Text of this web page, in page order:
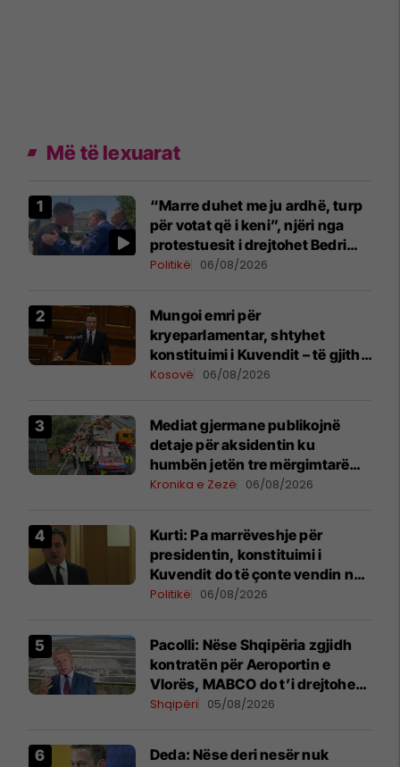
Më të lexuarat
“Marre duhet me ju ardhë, turp
për votat që i keni”, njëri nga
protestuesit i drejtohet Bedri
Hamzës
Politikë 06/08/2026
Mungoi emri për
kryeparlamentar, shtyhet
konstituimi i Kuvendit – të gjitha
detajet
Kosovë 06/08/2026
Mediat gjermane publikojnë
detaje për aksidentin ku
humbën jetën tre mërgimtarë
nga Komogllava e Ferizajt
Kronika e Zezë 06/08/2026
Kurti: Pa marrëveshje për
presidentin, konstituimi i
Kuvendit do të çonte vendin në
zgjedhje të reja
Politikë 06/08/2026
Pacolli: Nëse Shqipëria zgjidh
kontratën për Aeroportin e
Vlorës, MABCO do t’i drejtohet
arbitrazhit ndërkombëtar
Shqipëri 05/08/2026
Deda: Nëse deri nesër nuk